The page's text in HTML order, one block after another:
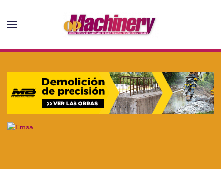
Skip to main content